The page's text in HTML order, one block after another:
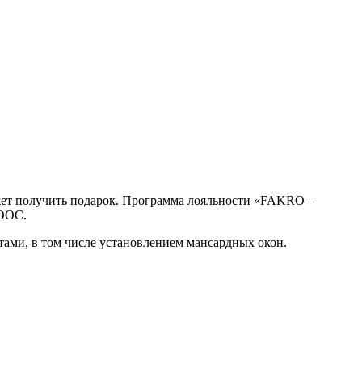
получить подарок. Программа лояльности «FAKRO –
в том числе установлением мансардных окон.